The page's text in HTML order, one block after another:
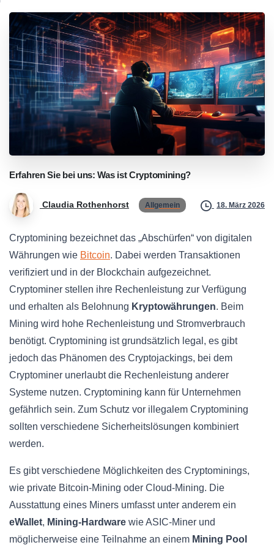
Erfahren Sie bei uns: Was ist Cryptomining?
Claudia Rothenhorst Allgemein 18. März 2026
Cryptomining bezeichnet das „Abschürfen“ von digitalen
Währungen wie Bitcoin. Dabei werden Transaktionen
verifiziert und in der Blockchain aufgezeichnet.
Cryptominer stellen ihre Rechenleistung zur Verfügung
und erhalten als Belohnung Kryptowährungen. Beim
Mining wird hohe Rechenleistung und Stromverbrauch
benötigt. Cryptomining ist grundsätzlich legal, es gibt
jedoch das Phänomen des Cryptojackings, bei dem
Cryptominer unerlaubt die Rechenleistung anderer
Systeme nutzen. Cryptomining kann für Unternehmen
gefährlich sein. Zum Schutz vor illegalem Cryptomining
sollten verschiedene Sicherheitslösungen kombiniert
werden.
Es gibt verschiedene Möglichkeiten des Cryptominings,
wie private Bitcoin-Mining oder Cloud-Mining. Die
Ausstattung eines Miners umfasst unter anderem ein
eWallet, Mining-Hardware wie ASIC-Miner und
möglicherweise eine Teilnahme an einem Mining Pool